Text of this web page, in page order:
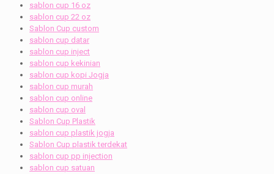
sablon cup 16 oz
sablon cup 22 oz
Sablon Cup custom
sablon cup datar
sablon cup inject
sablon cup kekinian
sablon cup kopi Jogja
sablon cup murah
sablon cup online
sablon cup oval
Sablon Cup Plastik
sablon cup plastik jogja
Sablon Cup plastik terdekat
sablon cup pp injection
sablon cup satuan